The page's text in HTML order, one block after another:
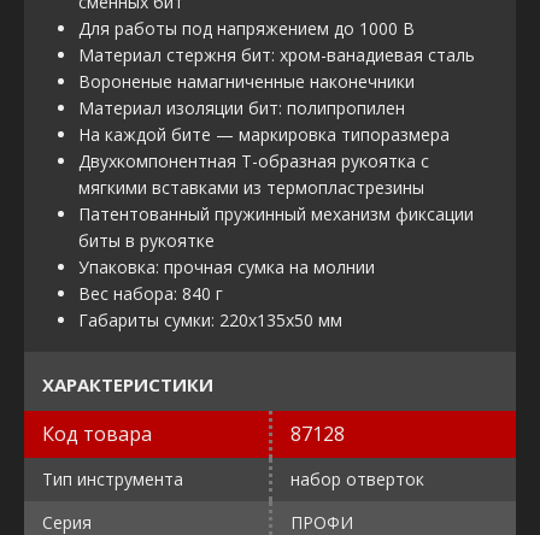
Для работы под напряжением до 1000 В
Материал стержня бит: хром-ванадиевая сталь
Вороненые намагниченные наконечники
Материал изоляции бит: полипропилен
На каждой бите — маркировка типоразмера
Двухкомпонентная Т-образная рукоятка с
мягкими вставками из термопластрезины
Патентованный пружинный механизм фиксации
биты в рукоятке
Упаковка: прочная сумка на молнии
Вес набора: 840 г
Габариты сумки: 220х135х50 мм
ХАРАКТЕРИСТИКИ
Код товара 87128
Тип инструмента
набор отверток
Серия
ПРОФИ